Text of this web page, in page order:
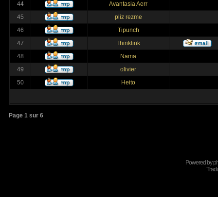
44
Avantasia Aerr
45
pliz rezme
46
Tipunch
47
Thinktink
48
Nama
49
olivier
50
Heito
Page 1 sur 6
Powered by